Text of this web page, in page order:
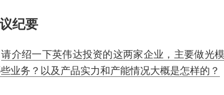
纪要
请介绍一下英伟达投资的这两家企业，主要做光模
业务？以及产品实力和产能情况大概是怎样的？